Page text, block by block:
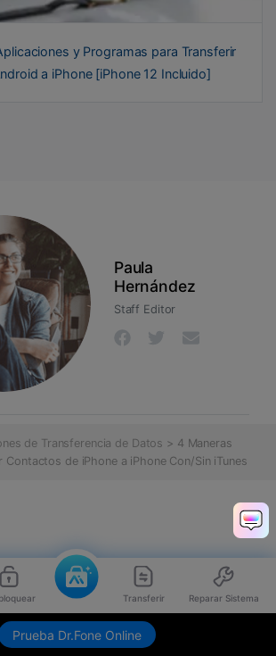
Transferir Reparar Sistema
Prueba Dr.Fone Online
y Programas para Transferir
a iPhone [iPhone 12 Incluido]
Paula
Hernández
Staff Editor
de Transferencia de Datos > 4 Maneras
Contactos de iPhone a iPhone Con/Sin iTunes